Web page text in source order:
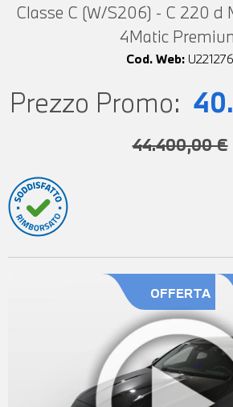
Classe C (W/S206) - C 220 d
4Matic
Cod. Web: U221276
Prezzo Promo:
44.400,00 €
OFFERTA